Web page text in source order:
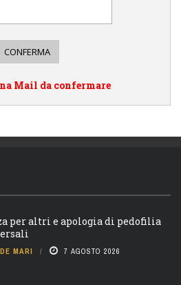
Mail da confermare
per altri e apologia di pedofilia
MARI 7 AGOSTO 2026